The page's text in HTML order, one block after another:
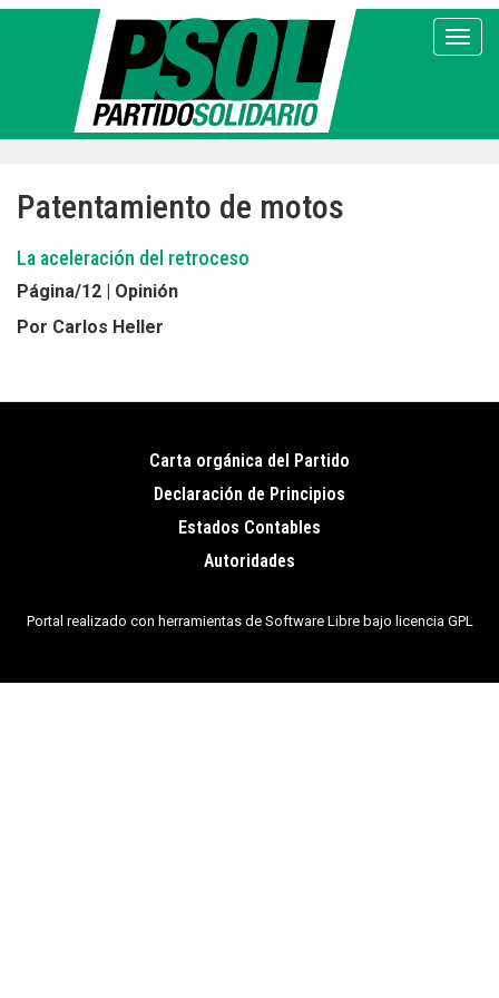
Pasar
Patentamiento de motos
La aceleración del retroceso
Página/12 | Opinión
Por Carlos Heller
Pie
de
página
Carta orgánica del Partido
Declaración de Principios
Estados Contables
Autoridades
Portal realizado con herramientas de Software Libre bajo licencia GPL